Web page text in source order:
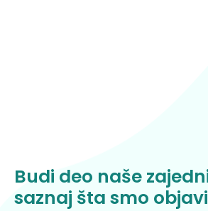
Budi deo naše
saznaj šta smo